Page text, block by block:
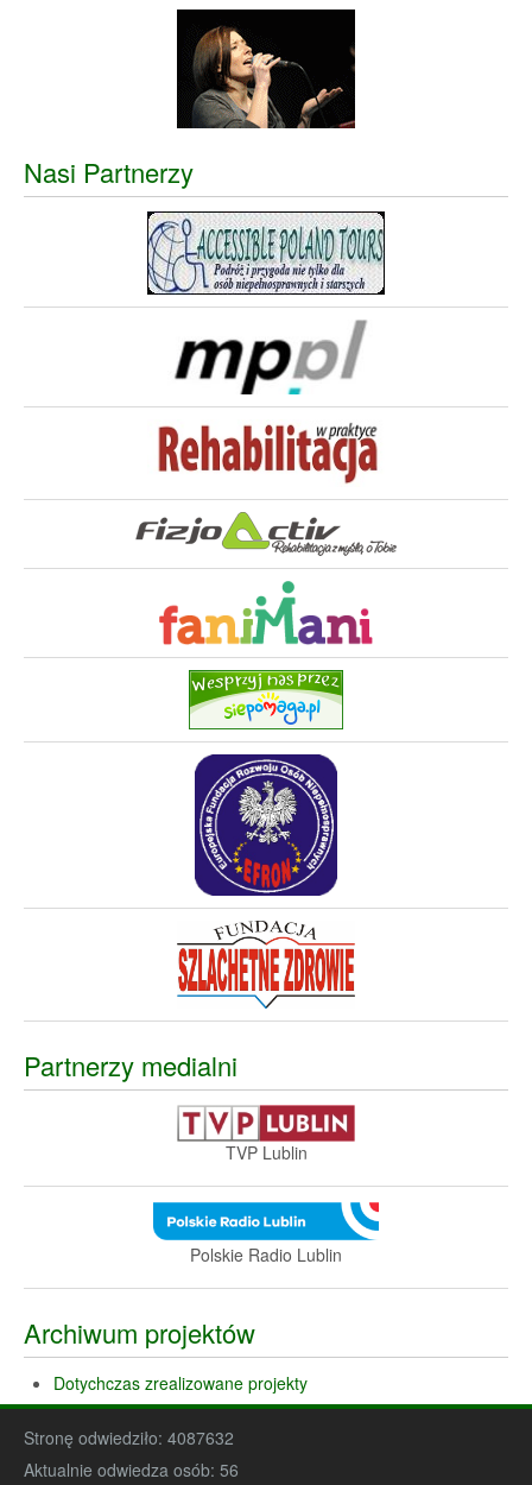
Nasi Partnerzy
Partnerzy medialni
TVP Lublin
Polskie Radio Lublin
Archiwum projektów
Dotychczas zrealizowane projekty
Stronę odwiedziło: 4087632
Aktualnie odwiedza osób: 56